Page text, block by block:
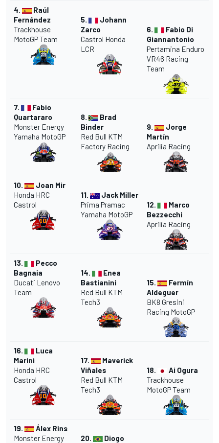
4.
Raúl
Fernández
Trackhouse
MotoGP Team
5.
Johann
Zarco
Castrol Honda
LCR
6.
Fabio Di
Giannantonio
Pertamina Enduro
VR46 Racing
Team
7.
Fabio
Quartararo
Monster Energy
Yamaha MotoGP
8.
Brad
Binder
Red Bull KTM
Factory Racing
9.
Jorge
Martín
Aprilia Racing
10.
Joan Mir
Honda HRC
Castrol
11.
Jack Miller
Prima Pramac
Yamaha MotoGP
12.
Marco
Bezzecchi
Aprilia Racing
13.
Pecco
Bagnaia
Ducati Lenovo
Team
14.
Enea
Bastianini
Red Bull KTM
Tech3
15.
Fermín
Aldeguer
BK8 Gresini
Racing MotoGP
16.
Luca
Marini
Honda HRC
Castrol
17.
Maverick
Viñales
Red Bull KTM
Tech3
18.
Ai Ogura
Trackhouse
MotoGP Team
19.
Álex Rins
Monster Energy
20.
Diogo